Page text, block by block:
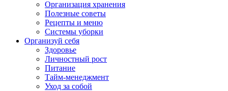
Организация хранения
Полезные советы
Рецепты и меню
Системы уборки
Организуй себя
Здоровье
Личностный рост
Питание
Тайм-менеджмент
Уход за собой